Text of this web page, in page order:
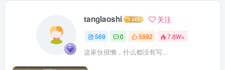
tanglaoshi 关注
569 0 5592 7.8W+
这家伙很懒，什么都没有写...